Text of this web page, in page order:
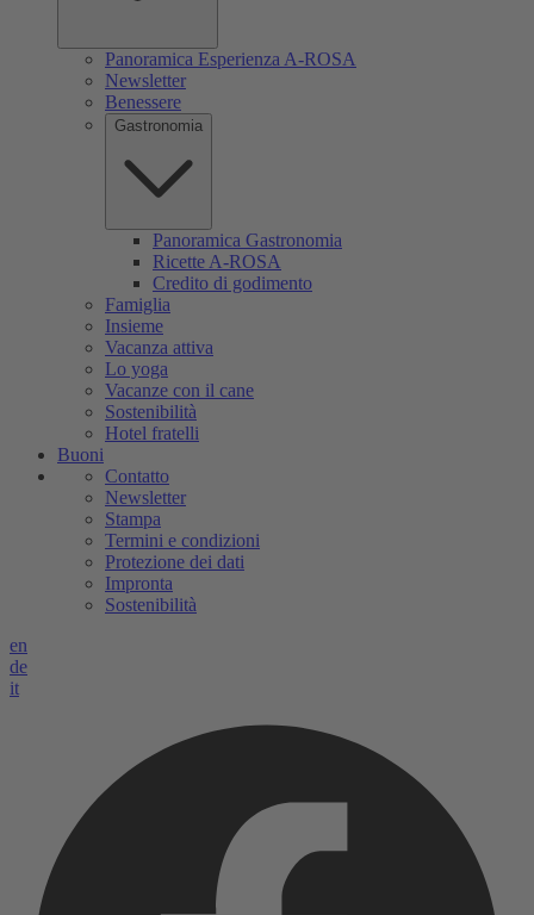
Panoramica Esperienza A-ROSA
Newsletter
Benessere
Gastronomia
Panoramica Gastronomia
Ricette A-ROSA
Credito di godimento
Famiglia
Insieme
Vacanza attiva
Lo yoga
Vacanze con il cane
Sostenibilità
Hotel fratelli
Buoni
Contatto
Newsletter
Stampa
Termini e condizioni
Protezione dei dati
Impronta
Sostenibilità
en
de
it